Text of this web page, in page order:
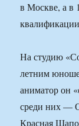
в Москве, а в
На студию
летним
аниматор он
среди них —
Красная